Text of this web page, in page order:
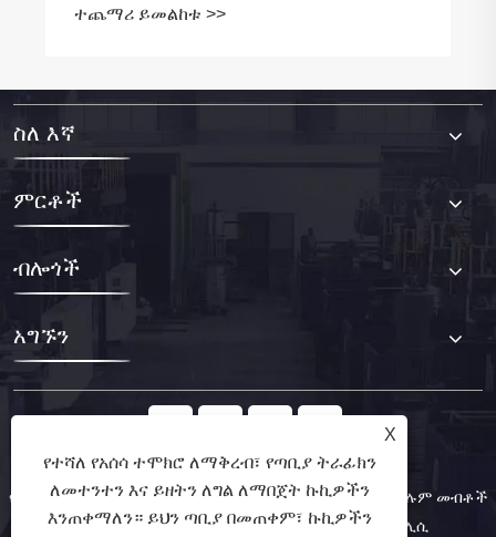
ተጨማሪ ይመልከቱ >>
ስለ እኛ
ምርቶች
ብሎጎች
አግኙን
የቅጂ መብት © 2025 Ningbo Kinggle Machinery Co., Ltd. ሁሉም መብቶች
የተጠበቁ ናቸው.Links Sitemap RSS XML የግላዊነት ፖሊሲ
X
የተሻለ የአሰሳ ተሞክሮ ለማቅረብ፣ የጣቢያ ትራፊክን
ለመተንተን እና ይዘትን ለግል ለማበጀት ኩኪዎችን
እንጠቀማለን። ይህን ጣቢያ በመጠቀም፣ ኩኪዎችን